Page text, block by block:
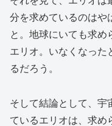
分を求めているのはや
と。地球にいても求め
エリオ。いなくなった
るだろう。
そして結論として、宇
ているエリオは、求め